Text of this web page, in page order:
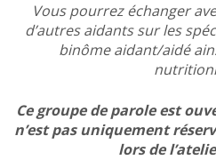
Vous pourrez échanger
d’autres aidants sur les
binôme aidant/aidé
Ce groupe de parole est
n’est pas uniquement
lors de